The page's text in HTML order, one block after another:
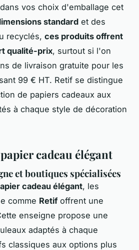
vos choix d'emballage cet
standard et des
recyclés, ces produits offrent
qualité-prix, surtout si l'on
de livraison gratuite pour les
99 € HT. Retif se distingue
de papiers cadeaux aux
à chaque style de décoration
cadeau élégant
et boutiques spécialisées
cadeau élégant, les
comme Retifoffrent une
enseigne propose une
adaptés à chaque
classiques aux options plus